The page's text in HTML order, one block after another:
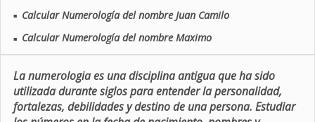
■ Calcular Numerología del nombre Juan Camilo
■ Calcular Numerología del nombre Maximo
La numerologia es una disciplina antigua que ha sido
utilizada durante siglos para entender la personalidad,
fortalezas, debilidades y destino de una persona. Estudiar